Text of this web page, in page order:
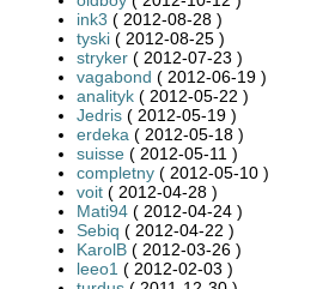
ink3 ( 2012-08-28 )
tyski ( 2012-08-25 )
stryker ( 2012-07-23 )
vagabond ( 2012-06-19 )
analityk ( 2012-05-22 )
Jedris ( 2012-05-19 )
erdeka ( 2012-05-18 )
suisse ( 2012-05-11 )
completny ( 2012-05-10 )
voit ( 2012-04-28 )
Mati94 ( 2012-04-24 )
Sebiq ( 2012-04-22 )
KarolB ( 2012-03-26 )
leeo1 ( 2012-02-03 )